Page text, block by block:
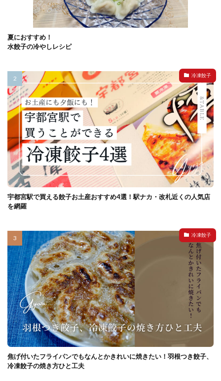
夏におすすめ！
水餃子の冷やしレシピ
冷凍餃子
宇都宮駅で買える餃子お土産おすすめ4選！駅ナカ・改札近くの人気店
を網羅
冷凍餃子
焦げ付いたフライパンでもなんとかきれいに焼きたい！羽根つき餃子、
冷凍餃子の焼き方ひと工夫